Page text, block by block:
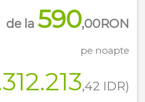
de la 590,00RON
pe noapte
,42 IDR)